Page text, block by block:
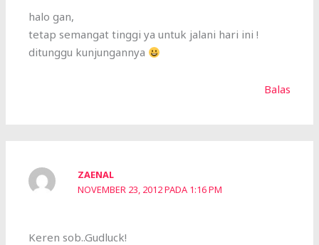
halo gan,
tetap semangat tinggi ya untuk jalani hari ini !
ditunggu kunjungannya
Balas
ZAENAL
NOVEMBER 23, 2012 PADA 1:16 PM
Keren sob..Gudluck!